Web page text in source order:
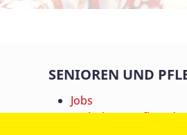
SENIOREN UND
Jobs
Ambulanter